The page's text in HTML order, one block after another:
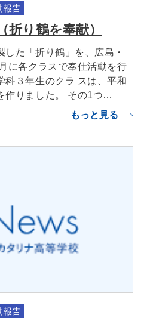
報告
り鶴を奉献）
た「折り鶴」を、広島・
に各クラスで奉仕活動を行
科３年生のクラ スは、平和
作りました。 その1つ…
もっと見る
報告